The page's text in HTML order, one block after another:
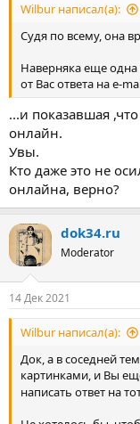
Wilbur написал(а):
Судя по всему, она
Наверняка еще
от Вас ответа на e-
...и показавшая
онлайн.
Увы.
Кто даже это не
онлайна, верно?
dok34.ru
Moderator
14 Дек 2021
Wilbur написал(а):
Док, а в соседней
картинками, и Вы
написать ответ на